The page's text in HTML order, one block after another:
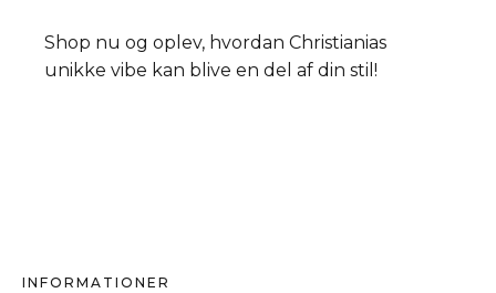
Shop nu og oplev, hvordan Christianias
unikke vibe kan blive en del af din stil!
INFORMATIONER